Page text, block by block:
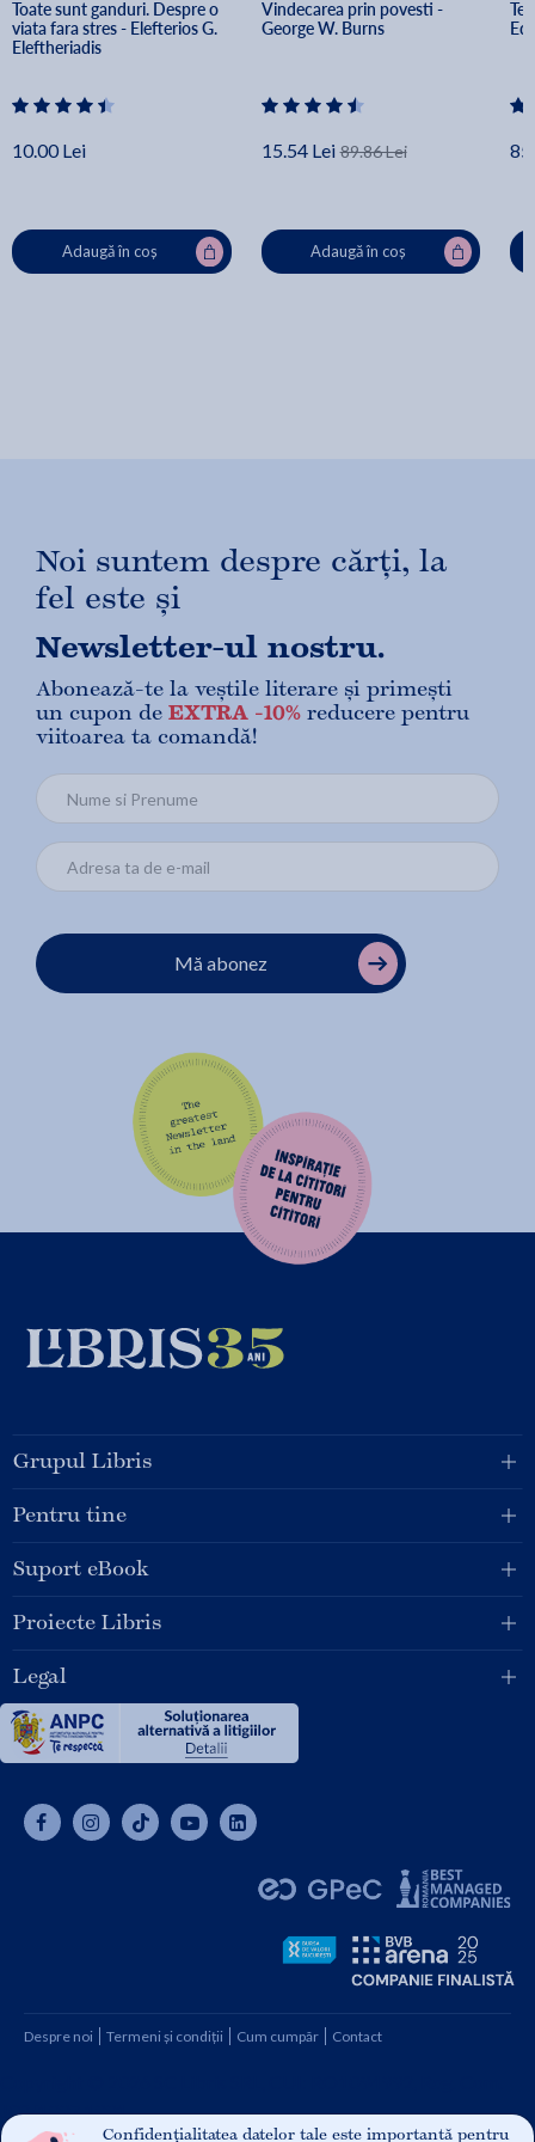
Confidențialitatea datelor tale este importantă pentru
Toate sunt ganduri. Despre o
viata fara stres - Elefterios G.
Eleftheriadis
10.00 Lei
Adaugă în coș
Vindecarea prin povesti -
George W. Burns
15.54 Lei 89.86 Lei
Adaugă în coș
Noi suntem despre cărți, la
fel este și
Newsletter-ul nostru.
Abonează-te la veștile literare și primești
un cupon de EXTRA -10% reducere pentru
viitoarea ta comandă!
Mă abonez
Grupul Libris
Pentru tine
Suport eBook
Proiecte Libris
Legal
Despre noi Termeni și condiții Cum cumpăr Contact
J08/1997 1991